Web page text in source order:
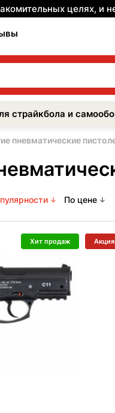
целях,
страйкбола и
пневматические
По цене
Хит продаж Акция